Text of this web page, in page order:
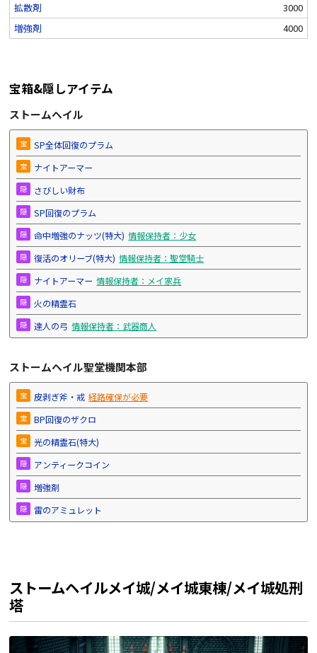
拡散剤
3000
増強剤
4000
宝箱&隠しアイテム
ストームヘイル
宝 SP全体回復のプラム
宝 ナイトアーマー
隠 さびしい財布
隠 SP回復のプラム
隠 命中増強のナッツ(特大) 情報保持者：少女
隠 復活のオリーブ(特大) 情報保持者：聖堂騎士
隠 ナイトアーマー 情報保持者：メイ家兵
隠 火の精霊石
隠 達人の弓 情報保持者：武器商人
ストームヘイル聖堂機関本部
宝 皮剥ぎ斧・戒 経路確保が必要
宝 BP回復のザクロ
宝 光の精霊石(特大)
隠 アンティークコイン
隠 増強剤
隠 雷のアミュレット
ストームヘイルメイ城/メイ城東棟/メイ城処刑
塔